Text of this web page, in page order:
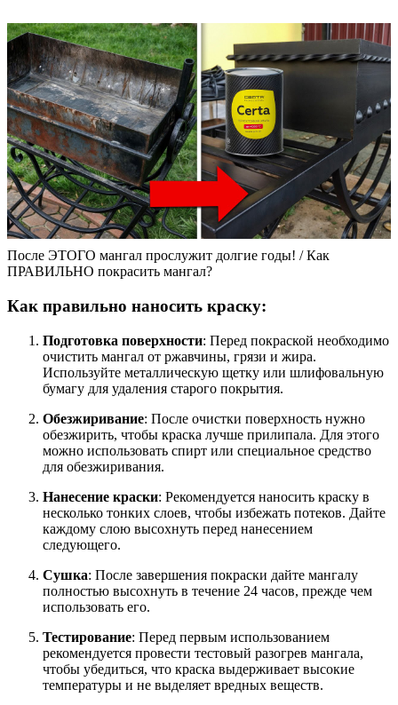
После ЭТОГО мангал прослужит долгие годы! / Как
ПРАВИЛЬНО покрасить мангал?
Как правильно наносить краску:
Подготовка поверхности: Перед покраской необходимо
очистить мангал от ржавчины, грязи и жира.
Используйте металлическую щетку или шлифовальную
бумагу для удаления старого покрытия.
Обезжиривание: После очистки поверхность нужно
обезжирить, чтобы краска лучше прилипала. Для этого
можно использовать спирт или специальное средство
для обезжиривания.
Нанесение краски: Рекомендуется наносить краску в
несколько тонких слоев, чтобы избежать потеков. Дайте
каждому слою высохнуть перед нанесением
следующего.
Сушка: После завершения покраски дайте мангалу
полностью высохнуть в течение 24 часов, прежде чем
использовать его.
Тестирование: Перед первым использованием
рекомендуется провести тестовый разогрев мангала,
чтобы убедиться, что краска выдерживает высокие
температуры и не выделяет вредных веществ.